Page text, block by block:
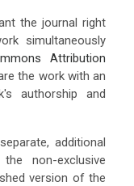
the journal right
simultaneously
Attribution
the work with an
authorship and
additional
non-exclusive
version of the